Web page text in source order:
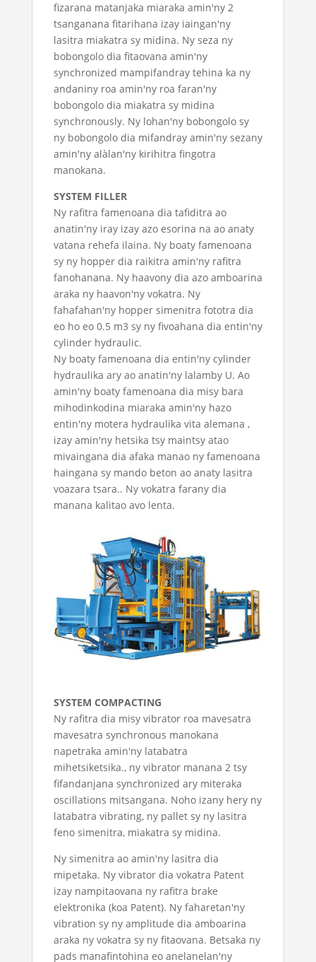
fizarana matanjaka miaraka amin'ny 2
tsanganana fitarihana izay iaingan'ny
lasitra miakatra sy midina. Ny seza ny
bobongolo dia fitaovana amin'ny
synchronized mampifandray tehina ka ny
andaniny roa amin'ny roa faran'ny
bobongolo dia miakatra sy midina
synchronously. Ny lohan'ny bobongolo sy
ny bobongolo dia mifandray amin'ny sezany
amin'ny alàlan'ny kirihitra fingotra
manokana.
SYSTEM FILLER
Ny rafitra famenoana dia tafiditra ao
anatin'ny iray izay azo esorina na ao anaty
vatana rehefa ilaina. Ny boaty famenoana
sy ny hopper dia raikitra amin'ny rafitra
fanohanana. Ny haavony dia azo amboarina
araka ny haavon'ny vokatra. Ny
fahafahan'ny hopper simenitra fototra dia
eo ho eo 0.5 m3 sy ny fivoahana dia entin'ny
cylinder hydraulic.
Ny boaty famenoana dia entin'ny cylinder
hydraulika ary ao anatin'ny lalamby U. Ao
amin'ny boaty famenoana dia misy bara
mihodinkodina miaraka amin'ny hazo
entin'ny motera hydraulika vita alemana ,
izay amin'ny hetsika tsy maintsy atao
mivaingana dia afaka manao ny famenoana
haingana sy mando beton ao anaty lasitra
voazara tsara.. Ny vokatra farany dia
manana kalitao avo lenta.
SYSTEM COMPACTING
Ny rafitra dia misy vibrator roa mavesatra
mavesatra synchronous manokana
napetraka amin'ny latabatra
mihetsiketsika., ny vibrator manana 2 tsy
fifandanjana synchronized ary miteraka
oscillations mitsangana. Noho izany hery ny
latabatra vibrating, ny pallet sy ny lasitra
feno simenitra, miakatra sy midina.
Ny simenitra ao amin'ny lasitra dia
mipetaka. Ny vibrator dia vokatra Patent
izay nampitaovana ny rafitra brake
elektronika (koa Patent). Ny faharetan'ny
vibration sy ny amplitude dia amboarina
araka ny vokatra sy ny fitaovana. Betsaka ny
pads manafintohina eo anelanelan'ny